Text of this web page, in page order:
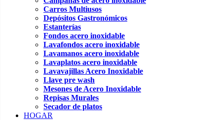
Carros Multiusos
Depósitos Gastronómicos
Estanterías
Fondos acero inoxidable
Lavafondos acero inoxidable
Lavamanos acero inoxidable
Lavaplatos acero inoxidable
Lavavajillas Acero Inoxidable
Llave pre wash
Mesones de Acero Inoxidable
Repisas Murales
Secador de platos
HOGAR